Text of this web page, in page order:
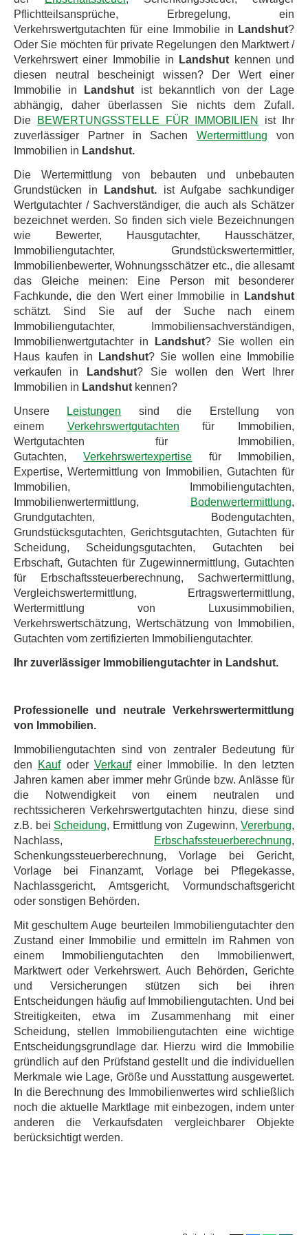
Pflichtteilsansprüche, Erbregelung, ein
Verkehrswertgutachten für eine Immobilie in Landshut?
Oder Sie möchten für private Regelungen den Marktwert /
Verkehrswert einer Immobilie in
Landshut kennen und
diesen neutral bescheinigt wissen? Der Wert einer
Immobilie in
Landshut ist bekanntlich von der Lage
abhängig, daher überlassen Sie nichts dem Zufall.
Die
BEWERTUNGSSTELLE FÜR IMMOBILIEN
ist Ihr
zuverlässiger Partner in SachenWertermittlung von
Immobilien in Landshut.
Die Wertermittlung von bebauten und unbebauten
Grundstücken in
Landshut. ist Aufgabe sachkundiger
Wertgutachter / Sachverständiger, die auch als Schätzer
bezeichnet werden. So finden sich viele Bezeichnungen
wie Bewerter, Hausgutachter, Hausschätzer,
Immobiliengutachter, Grundstückswertermittler,
Immobilienbewerter, Wohnungsschätzer etc., die allesamt
das Gleiche meinen: Eine Person mit besonderer
Fachkunde, die den Wert einer Immobilie in
Landshut
schätzt. Sind Sie auf der Suche nach einem
Immobiliengutachter, Immobiliensachverständigen,
Immobilienwertgutachter in
Landshut? Sie wollen ein
Haus kaufen in
Landshut? Sie wollen eine Immobilie
verkaufen in
Landshut? Sie wollen den Wert Ihrer
Immobilien in Landshut kennen?
Unsere Leistungen sind die Erstellung von
einem Verkehrswertgutachten für Immobilien,
Wertgutachten für Immobilien,
Gutachten,Verkehrswertexpertise für Immobilien,
Expertise, Wertermittlung von Immobilien, Gutachten für
Immobilien, Immobiliengutachten,
Immobilienwertermittlung,
Bodenwertermittlung,
Grundgutachten, Bodengutachten,
Grundstücksgutachten, Gerichtsgutachten, Gutachten für
Scheidung, Scheidungsgutachten, Gutachten bei
Erbschaft, Gutachten für Zugewinnermittlung, Gutachten
für Erbschaftssteuerberechnung, Sachwertermittlung,
Vergleichswertermittlung, Ertragswertermittlung,
Wertermittlung von Luxusimmobilien,
Verkehrswertschätzung, Wertschätzung von Immobilien,
Gutachten vom zertifizierten Immobiliengutachter.
Ihr zuverlässiger Immobiliengutachter in Landshut.
Professionelle und neutrale Verkehrswertermittlung
von Immobilien.
Immobiliengutachten sind von zentraler Bedeutung für
den
Kaufoder Verkaufeiner Immobilie. In den letzten
Jahren kamen aber immer mehr Gründe bzw. Anlässe für
die Notwendigkeit von einem neutralen und
rechtssicheren Verkehrswertgutachten hinzu, diese sind
z.B. bei Scheidung, Ermittlung von Zugewinn, Vererbung,
Nachlass,
Erbschafssteuerberechnung,
Schenkungssteuerberechnung, Vorlage bei Gericht,
Vorlage bei Finanzamt, Vorlage bei Pflegekasse,
Nachlassgericht, Amtsgericht, Vormundschaftsgericht
oder sonstigen Behörden.
Mit geschultem Auge beurteilen Immobiliengutachter den
Zustand einer Immobilie und ermitteln im Rahmen von
einem Immobiliengutachten den Immobilienwert,
Marktwert oder Verkehrswert. Auch Behörden, Gerichte
und Versicherungen stützen sich bei ihren
Entscheidungen häufig auf Immobiliengutachten. Und bei
Streitigkeiten, etwa im Zusammenhang mit einer
Scheidung, stellen Immobiliengutachten eine wichtige
Entscheidungsgrundlage dar. Hierzu wird die Immobilie
gründlich auf den Prüfstand gestellt und die individuellen
Merkmale wie Lage, Größe und Ausstattung ausgewertet.
In die Berechnung des Immobilienwertes wird schließlich
noch die aktuelle Marktlage mit einbezogen, indem unter
anderen die Verkaufsdaten vergleichbarer Objekte
berücksichtigt werden.